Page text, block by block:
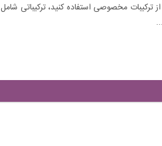
مخصوصی استفاده کنید، ترکیباتی شامل